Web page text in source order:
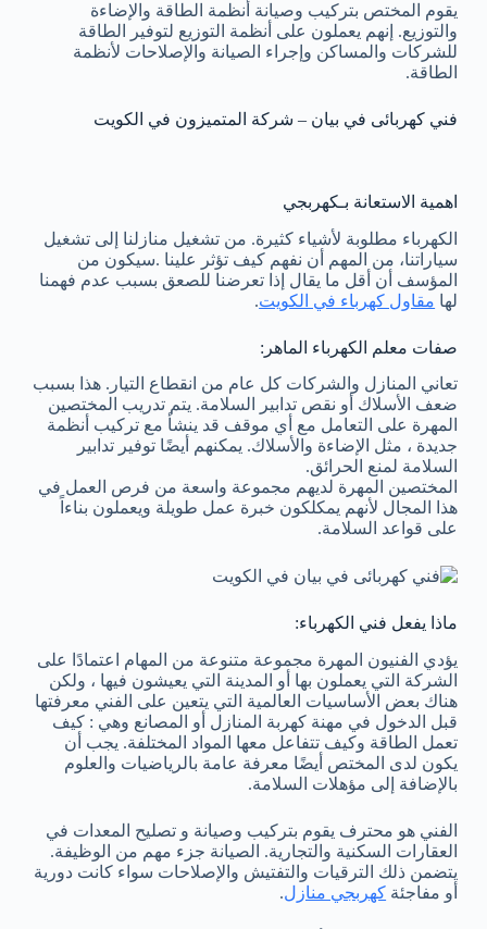
يقوم المختص بتركيب وصيانة أنظمة الطاقة والإضاءة
والتوزيع. إنهم يعملون على أنظمة التوزيع لتوفير الطاقة
للشركات والمساكن وإجراء الصيانة والإصلاحات لأنظمة
الطاقة.
فني كهربائى في بيان – شركة المتميزون في الكويت
اهمية الاستعانة بـكهربجي
الكهرباء مطلوبة لأشياء كثيرة. من تشغيل منازلنا إلى تشغيل
سياراتنا، من المهم أن نفهم كيف تؤثر علينا .سيكون من
المؤسف أن أقل ما يقال إذا تعرضنا للصعق بسبب عدم فهمنا
لها مقاول كهرباء في الكويت.
صفات معلم الكهرباء الماهر:
تعاني المنازل والشركات كل عام من انقطاع التيار. هذا بسبب
ضعف الأسلاك أو نقص تدابير السلامة. يتم تدريب المختصين
المهرة على التعامل مع أي موقف قد ينشأ مع تركيب أنظمة
جديدة ، مثل الإضاءة والأسلاك. يمكنهم أيضًا توفير تدابير
السلامة لمنع الحرائق.
المختصين المهرة لديهم مجموعة واسعة من فرص العمل في
هذا المجال لأنهم يمكلكون خبرة عمل طويلة ويعملون بناءاً
على قواعد السلامة.
ماذا يفعل فني الكهرباء:
يؤدي الفنيون المهرة مجموعة متنوعة من المهام اعتمادًا على
الشركة التي يعملون بها أو المدينة التي يعيشون فيها ، ولكن
هناك بعض الأساسيات العالمية التي يتعين على الفني معرفتها
قبل الدخول في مهنة كهربة المنازل أو المصانع وهي : كيف
تعمل الطاقة وكيف تتفاعل معها المواد المختلفة. يجب أن
يكون لدى المختص أيضًا معرفة عامة بالرياضيات والعلوم
بالإضافة إلى مؤهلات السلامة.
الفني هو محترف يقوم بتركيب وصيانة و تصليح المعدات في
العقارات السكنية والتجارية. الصيانة جزء مهم من الوظيفة.
يتضمن ذلك الترقيات والتفتيش والإصلاحات سواء كانت دورية
أو مفاجئة كهربجي منازل.